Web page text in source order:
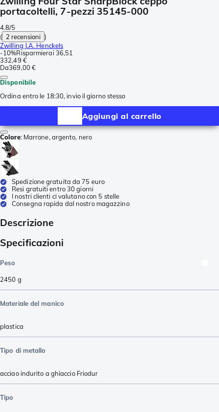
portacoltelli, 7-pezzi 35145-000
4.8/5
( 2 recensioni )
Zwilling J.A. Henckels
-10%Risparmierai 36,51
332,49 €
Da369,00 €
Disponibile
Ordina entro le 18:30, invio il giorno stesso
Aggiungi al carrello
Colore: Marrone, argento, nero
Spedizione gratuita da 75 euro
Resi gratuiti entro 30 giorni
I nostri clienti ci valutano con 5 stelle
Consegna rapida dal nostro magazzino
Descrizione
Specificazioni
Peso
2450 g
Materiale del manico
plastica
Tipo di metallo
acciao indurito a ghiaccio Friodur
Tipo